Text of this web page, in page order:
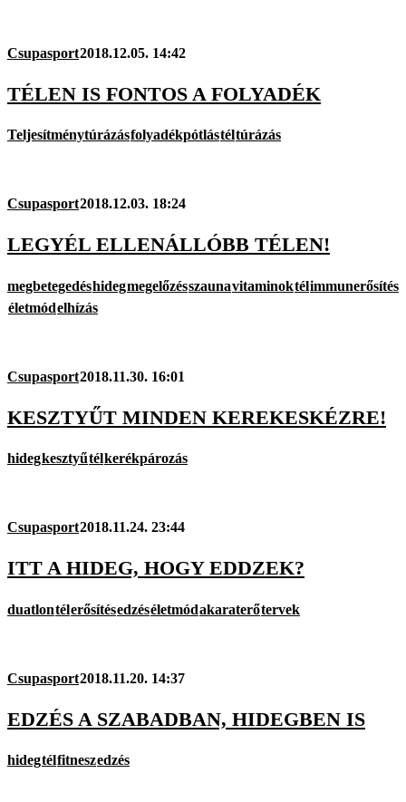
Csupasport2018.12.05. 14:42
TÉLEN IS FONTOS A FOLYADÉK
Teljesítménytúrázásfolyadékpótlástéltúrázás
Csupasport2018.12.03. 18:24
LEGYÉL ELLENÁLLÓBB TÉLEN!
megbetegedéshidegmegelőzésszaunavitaminoktélimmunerősítés
életmódelhízás
Csupasport2018.11.30. 16:01
KESZTYŰT MINDEN KEREKESKÉZRE!
hidegkesztyűtélkerékpározás
Csupasport2018.11.24. 23:44
ITT A HIDEG, HOGY EDDZEK?
duatlontélerősítésedzéséletmódakaraterőtervek
Csupasport2018.11.20. 14:37
EDZÉS A SZABADBAN, HIDEGBEN IS
hidegtélfitneszedzés